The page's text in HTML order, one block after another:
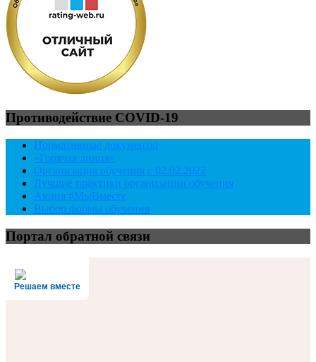
Противодействие COVID-19
Нормативные документы
«Горячая линия»
Организация обучения с 02.02.2022
Лучшие практики организации обучения
Акция #МыВместе
Выбор формы обучения
Портал обратной связи
Решаем вместе